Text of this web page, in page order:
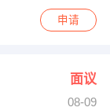
申请
面议
08-09